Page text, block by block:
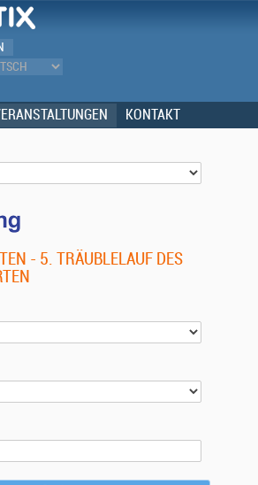
KONTAKT
- 5. TRÄUBLELAUF DES